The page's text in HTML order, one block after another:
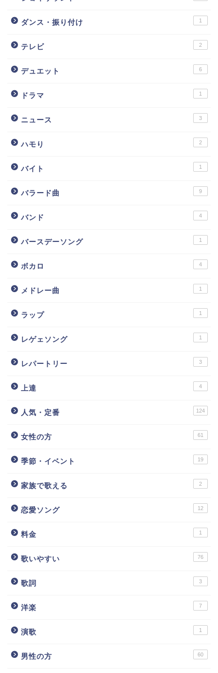
ダンス・振り付け 1
テレビ 2
デュエット 6
ドラマ 1
ニュース 3
ハモり 2
バイト 1
バラード曲 9
バンド 4
バースデーソング 1
ボカロ 4
メドレー曲 1
ラップ 1
レゲェソング 1
レパートリー 3
上達 4
人気・定番 124
女性の方 61
季節・イベント 19
家族で歌える 2
恋愛ソング 12
料金 1
歌いやすい 76
歌詞 3
洋楽 7
演歌 1
男性の方 60